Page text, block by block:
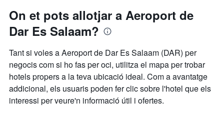
On et pots allotjar a Aeroport de
Dar Es Salaam?
Tant si voles a Aeroport de Dar Es Salaam (DAR) per
negocis com si ho fas per oci, utilitza el mapa per trobar
hotels propers a la teva ubicació ideal. Com a avantatge
addicional, els usuaris poden fer clic sobre l'hotel que els
interessi per veure'n informació útil i ofertes.